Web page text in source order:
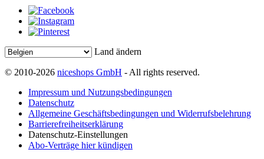
Land ändern
© 2010-2026 niceshops GmbH - All rights reserved.
Impressum und Nutzungsbedingungen
Datenschutz
Allgemeine Geschäftsbedingungen und Widerrufsbelehrung
Barrierefreiheitserklärung
Datenschutz-Einstellungen
Abo-Verträge hier kündigen